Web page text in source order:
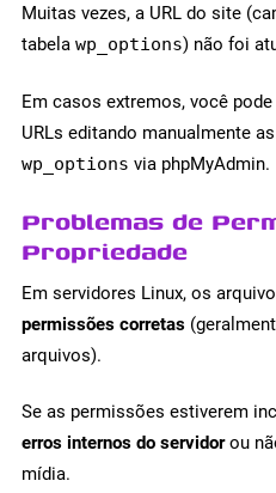
Muitas vezes, a URL do site
tabela wp_options) não foi
Em casos extremos, você
URLs editando manualmente
wp_options via phpMyAdmin.
Problemas de
Propriedade
Em servidores Linux, os
permissões corretas
arquivos).
Se as permissões estiverem
erros internos do servidorou
mídia.